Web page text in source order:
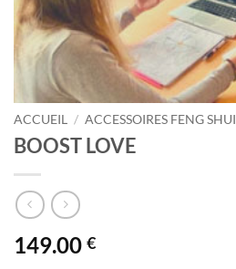
ACCUEIL / ACCESSOIRES FENG SHUI
BOOST LOVE
149.00 €